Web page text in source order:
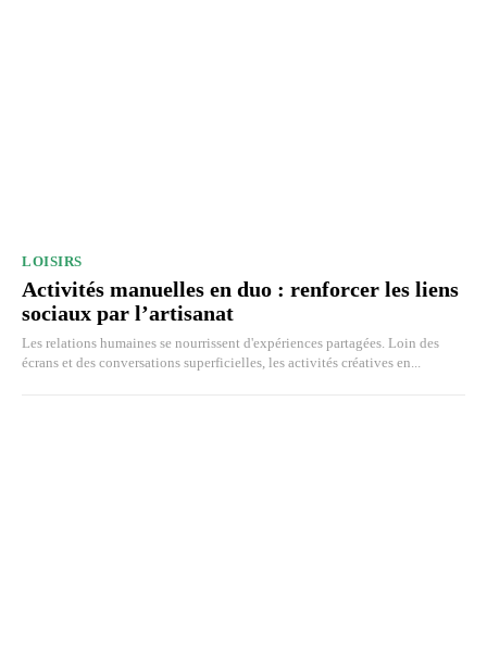
LOISIRS
Activités manuelles en duo : renforcer les liens
sociaux par l’artisanat
Les relations humaines se nourrissent d'expériences partagées. Loin des
écrans et des conversations superficielles, les activités créatives en...